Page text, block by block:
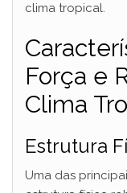
clima tropical.
Força e
Clima
Estrutura
Uma das